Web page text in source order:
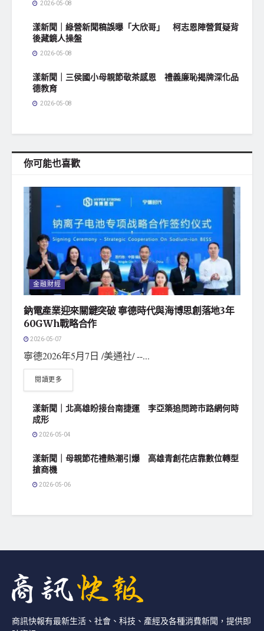
2026-05-08
漾新聞｜綠營新聞稿誤曝「大欣哥」 柯志恩陣營質疑背
後藏鏡人操盤
2026-05-08
漾新聞｜三侯國小母親節敬茶感恩 禮義廉恥揭牌深化品
德教育
2026-05-08
你可能也喜歡
金融財經
鈉電產業迎來關鍵突破 寧德時代與海博思創落地3年
60GWh戰略合作
2026-05-07
寧德2026年5月7日 /美通社/ --...
閱讀更多
漾新聞｜北高雄盼接台南捷運 李亞築追問跨市路網何時
成形
2026-05-04
漾新聞｜母親節花禮熱潮引爆 高雄青創花店靠數位轉型
搶商機
2026-05-06
商訊快報有最新生活、社會、科技、產經及各種消費新聞，提供即